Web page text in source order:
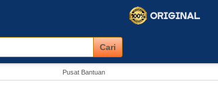
Pusat Bantuan